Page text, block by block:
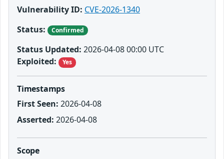
Vulnerability ID: CVE-2026-1340
Status:
Confirmed
Status Updated: 2026-04-08 00:00 UTC
Exploited:
Yes
Timestamps
First Seen: 2026-04-08
Asserted: 2026-04-08
Scope